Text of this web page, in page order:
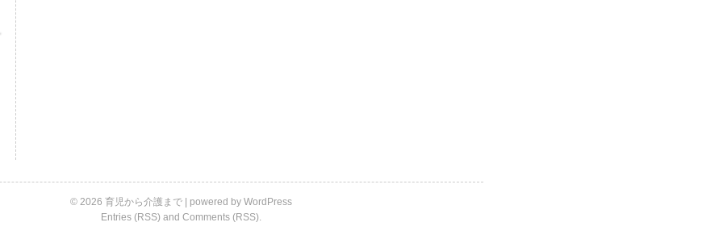
© 2026 育児から介護まで | powered by WordPress
Entries (RSS) and Comments (RSS).